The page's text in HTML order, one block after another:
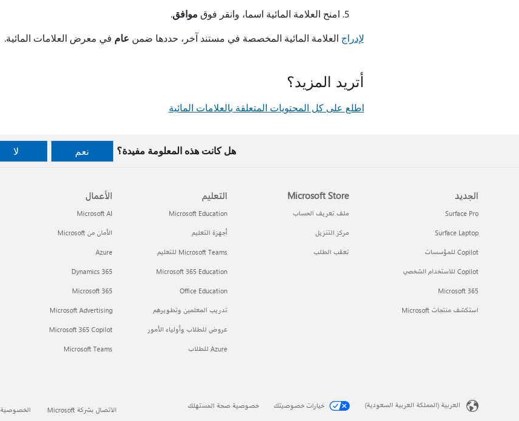
امنح العلامة المائية اسما، وانقر فوق موافق.
لإدراج العلامة المائية المخصصة في مستند آخر، حددها ضمن عام في معرض العلامات المائية.
أتريد المزيد؟
اطلع على كل المحتويات المتعلقة بالعلامات المائية
هل كانت هذه المعلومة مفيدة؟ نعم لا
الجديد
Surface Pro
Surface Laptop
Copilot للمؤسسات
Copilot للاستخدام الشخصي
Microsoft 365
استكشف منتجات Microsoft
Microsoft Store
ملف تعريف الحساب
مركز التنزيل
تعقب الطلب
التعليم
Microsoft Education
أجهزة التعليم
Microsoft Teams للتعليم
Microsoft 365 Education
Office Education
تدريب المعلمين وتطويرهم
عروض للطلاب وأولياء الأمور
Azure للطلاب
الأعمال
Microsoft AI
الأمان من Microsoft
Azure
Dynamics 365
Microsoft 365
Microsoft Advertising
Microsoft 365 Copilot
Microsoft Teams
العربية (المملكة العربية السعودية) خيارات خصوصيتك خصوصية صحة المستهلك الاتصال بشركة Microsoft الخصوصية